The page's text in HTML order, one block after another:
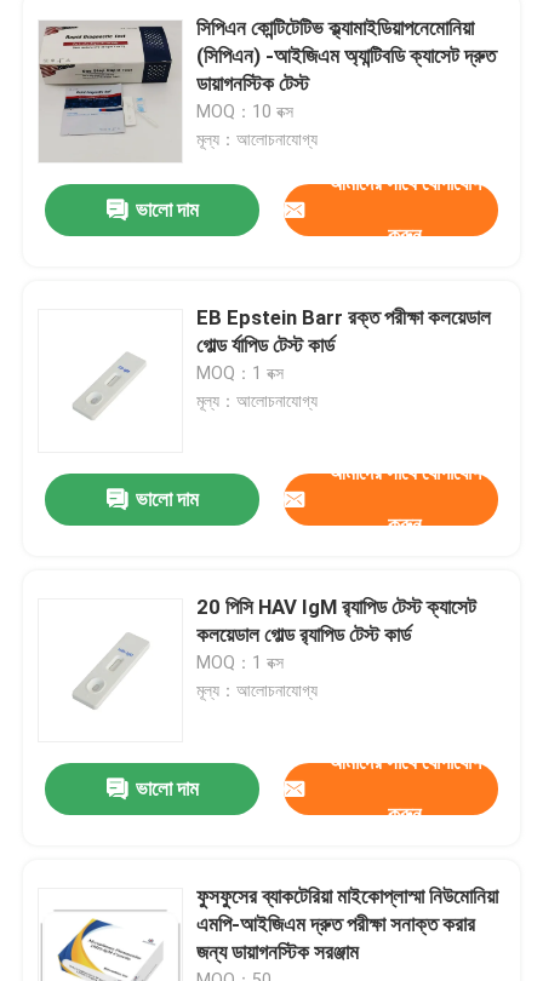
কারখানা ভ্রমণ
আমাদের সাথে যোগাযোগ করুন
মামলা
এলিসা টেস্ট কিট
সিপিএন কোন্টিটেটিভ ক্ল্যামাইডিয়াপনেমোনিয়া
(সিপিএন) -আইজিএম অ্যান্টিবডি ক্যাসেট দ্রুত
ডায়াগনস্টিক টেস্ট
MOQ：10 বক্স
মূল্য：আলোচনাযোগ্য
ভালো দাম
আমাদের সাথে যোগাযোগ
করুন
EB Epstein Barr রক্ত ​​পরীক্ষা কলয়েডাল
গোল্ড র্যাপিড টেস্ট কার্ড
MOQ：1 বক্স
মূল্য：আলোচনাযোগ্য
ভালো দাম
আমাদের সাথে যোগাযোগ
করুন
20 পিসি HAV IgM র‌্যাপিড টেস্ট ক্যাসেট
কলয়েডাল গোল্ড র‌্যাপিড টেস্ট কার্ড
MOQ：1 বক্স
মূল্য：আলোচনাযোগ্য
ভালো দাম
আমাদের সাথে যোগাযোগ
করুন
ফুসফুসের ব্যাকটেরিয়া মাইকোপ্লাস্মা নিউমোনিয়া
এমপি-আইজিএম দ্রুত পরীক্ষা সনাক্ত করার
জন্য ডায়াগনস্টিক সরঞ্জাম